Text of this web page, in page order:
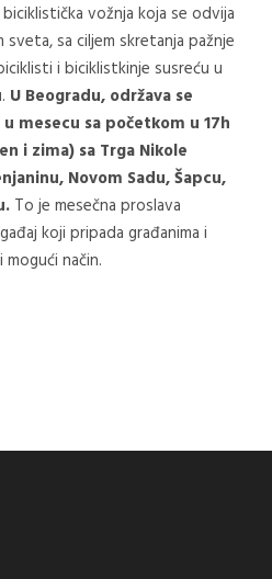
vožnja koja se odvija
sa ciljem skretanja pažnje
i biciklistkinje susreću u
U Beogradu, održava se
mesecu sa početkom u 17h
i zima) sa Trga Nikole
Novom Sadu, Šapcu,
To je mesečna proslava
koji pripada građanima i
način.